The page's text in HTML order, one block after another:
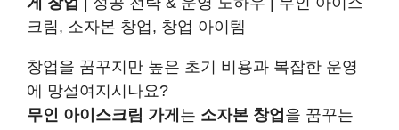
크림, 소자본 창업, 창업 아이템
창업을 꿈꾸지만 높은 초기 비용과 복잡한 운영
에 망설여지시나요?
무인 아이스크림 가게 는 소자본 창업 을 꿈꾸는